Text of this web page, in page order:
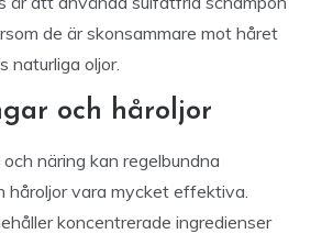
de är skonsammare mot håret
naturliga oljor.
och håroljor
näring kan regelbundna
håroljor vara mycket effektiva.
koncentrerade ingredienser